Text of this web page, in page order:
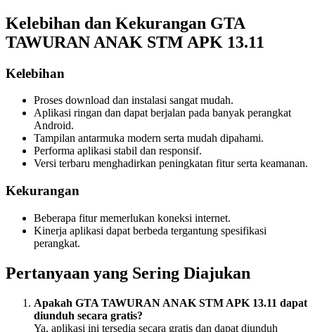
Kelebihan dan Kekurangan GTA
TAWURAN ANAK STM APK 13.11
Kelebihan
Proses download dan instalasi sangat mudah.
Aplikasi ringan dan dapat berjalan pada banyak perangkat
Android.
Tampilan antarmuka modern serta mudah dipahami.
Performa aplikasi stabil dan responsif.
Versi terbaru menghadirkan peningkatan fitur serta keamanan.
Kekurangan
Beberapa fitur memerlukan koneksi internet.
Kinerja aplikasi dapat berbeda tergantung spesifikasi
perangkat.
Pertanyaan yang Sering Diajukan
Apakah GTA TAWURAN ANAK STM APK 13.11 dapat
diunduh secara gratis?
Ya, aplikasi ini tersedia secara gratis dan dapat diunduh